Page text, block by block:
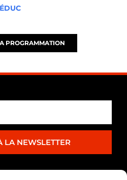
PROGRAMMATION
LA NEWSLETTER